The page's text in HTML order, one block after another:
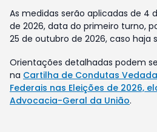
As medidas serão aplicadas de 4
de 2026, data do primeiro turno,
25 de outubro de 2026, caso haja
Orientações detalhadas podem
na Cartilha de Condutas
Federais nas Eleições de 2026,
Advocacia-Geral da União.